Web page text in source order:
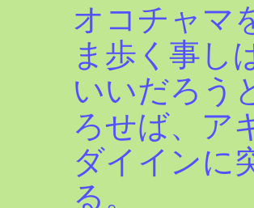
オコチャマ
ま歩く事し
いいだろう
ろせば、ア
ダイインに
る。